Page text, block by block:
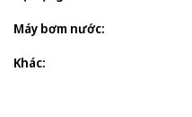
Máy bơm nước:
Khác: